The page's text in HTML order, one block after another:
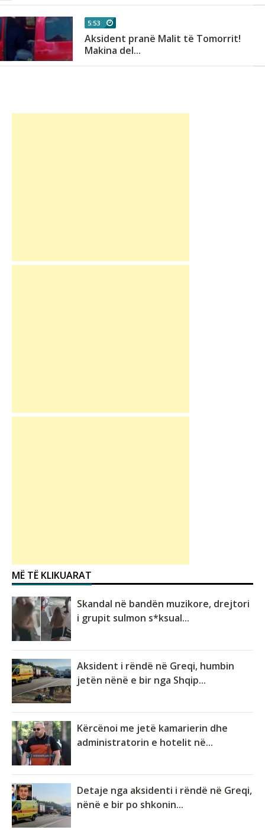
5:53
Aksident pranë Malit të Tomorrit!
Makina del...
MË TË KLIKUARAT
Skandal në bandën muzikore, drejtori
i grupit sulmon s*ksual...
Aksident i rëndë në Greqi, humbin
jetën nënë e bir nga Shqip...
Kërcënoi me jetë kamarierin dhe
administratorin e hotelit në...
Detaje nga aksidenti i rëndë në Greqi,
nënë e bir po shkonin...